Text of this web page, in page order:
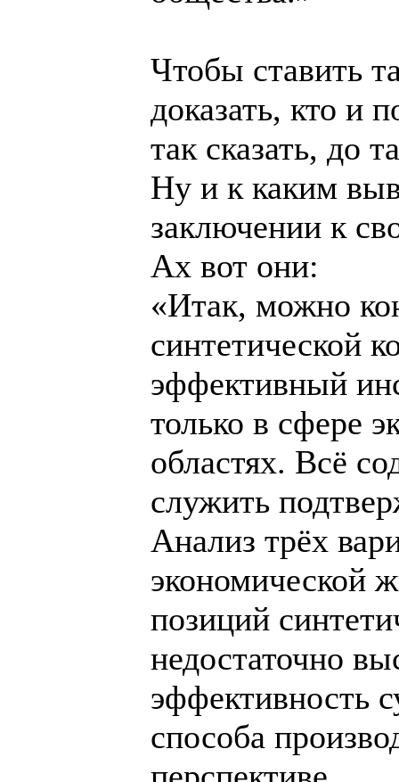
Чтобы ставить
доказать, кто и
так сказать, до
Ну и к каким
заключении к
Ах вот они:
«Итак, можно
синтетической
эффективный
только в сфере
областях. Всё
служить
Анализ трёх
экономической
позиций
недостаточно
эффективность
способа